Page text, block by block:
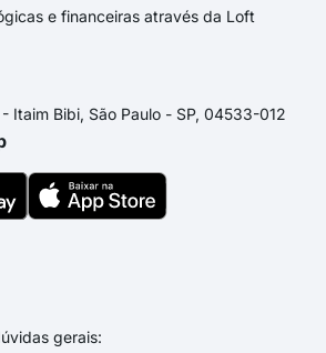
e financeiras através da Loft
Itaim Bibi, São Paulo - SP, 04533-012
gerais: